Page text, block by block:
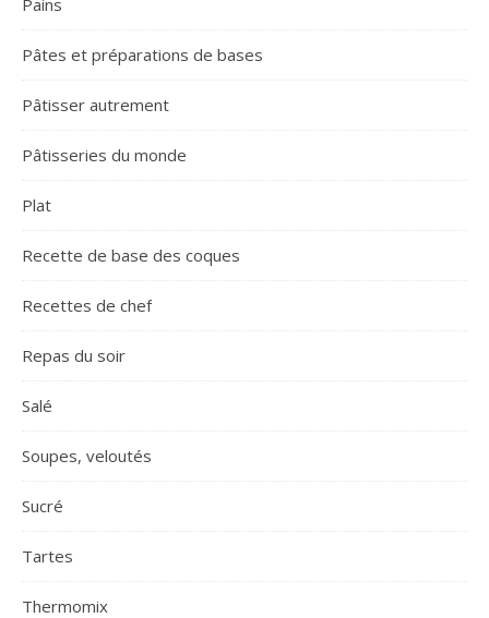
Pâtes et préparations de bases
Pâtisser autrement
Pâtisseries du monde
Plat
Recette de base des coques
Recettes de chef
Repas du soir
Salé
Soupes, veloutés
Sucré
Tartes
Thermomix